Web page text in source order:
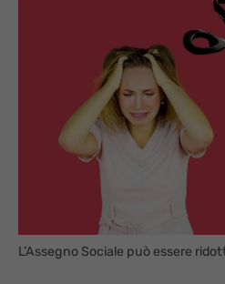
L’Assegno Sociale può essere